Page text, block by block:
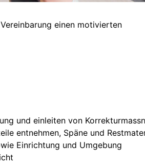
einen motivierten
und einleiten von
entnehmen, Späne und
Einrichtung und Umgebung